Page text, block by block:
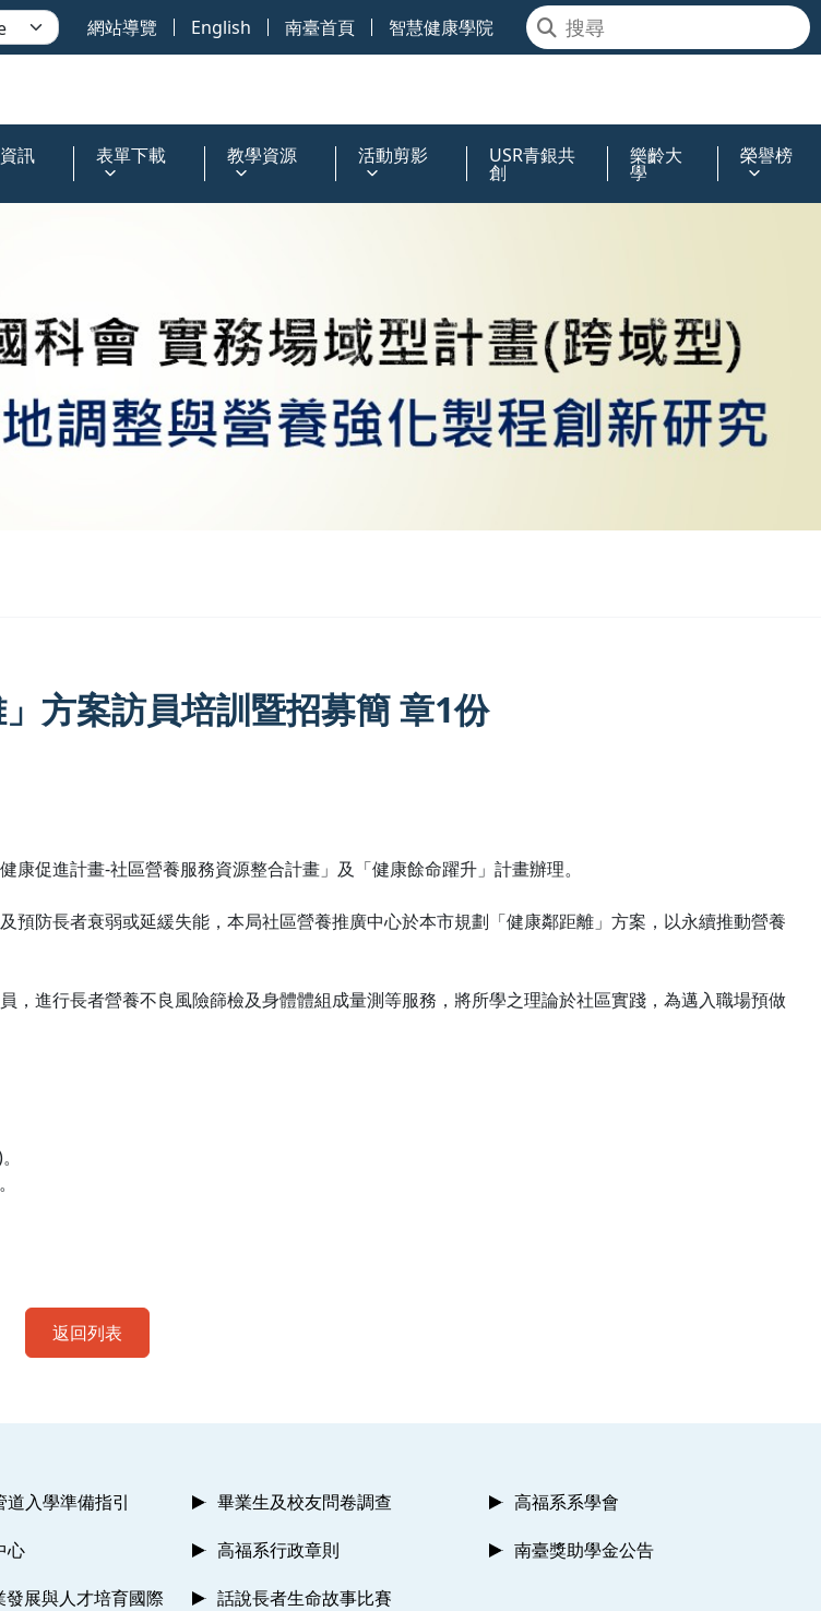
網站導覽 English 南臺首頁 智慧健康學院
訊 表單下載 教學資源 活動剪影 USR青銀共
創
樂齡大
學
榮譽榜
方案訪員培訓暨招募簡 章1份
促進計畫-社區營養服務資源整合計畫」及「健康餘命躍升」計畫辦理。
防長者衰弱或延緩失能，本局社區營養推廣中心於本市規劃「健康鄰距離」方案，以永續推動營養
進行長者營養不良風險篩檢及身體體組成量測等服務，將所學之理論於社區實踐，為邁入職場預做
返回列表
道入學準備指引 畢業生及校友問卷調查
高福系系學會
心 高福系行政章則
南臺獎助學金公告
發展與人才培育國際
話說長者生命故事比賽